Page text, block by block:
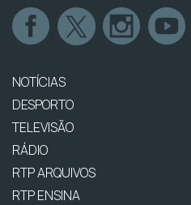
NOTÍCIAS
DESPORTO
TELEVISÃO
RÁDIO
RTP ARQUIVOS
RTP ENSINA